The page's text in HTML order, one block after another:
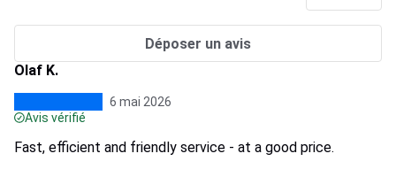
Déposer un avis
Olaf K.
6 mai 2026
Avis vérifié
Fast, efficient and friendly service - at a good price.